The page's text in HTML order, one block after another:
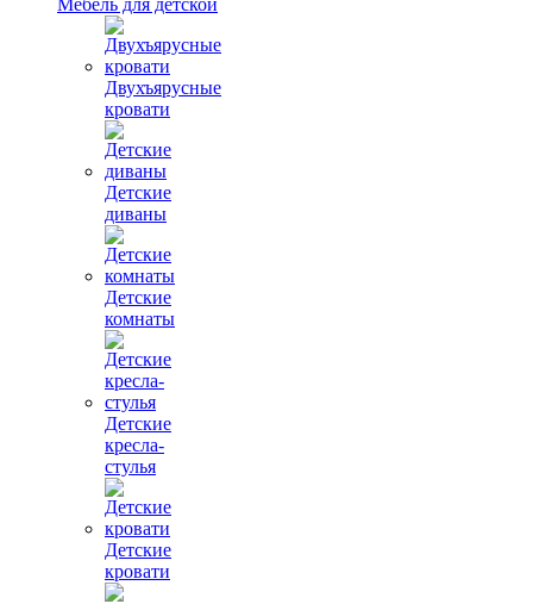
Двухъярусные
кровати
Детские
диваны
Детские
комнаты
Детские
кресла-
стулья
Детские
кровати